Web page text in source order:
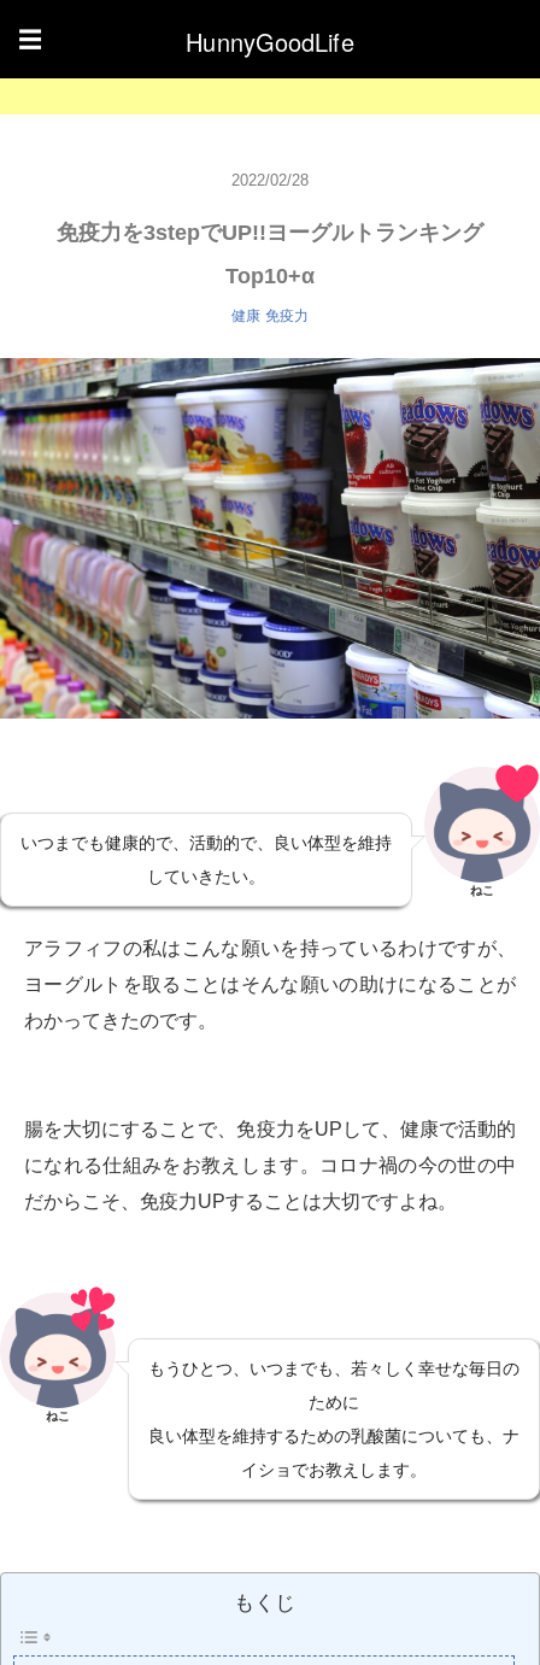
☰ HunnyGoodLife
2022/02/28
免疫力を3stepでUP!!ヨーグルトランキング
Top10+α
健康 免疫力
いつまでも健康的で、活動的で、良い体型を維持
していきたい。
ねこ
アラフィフの私はこんな願いを持っているわけですが、
ヨーグルトを取ることはそんな願いの助けになることが
わかってきたのです。
腸を大切にすることで、免疫力をUPして、健康で活動的
になれる仕組みをお教えします。コロナ禍の今の世の中
だからこそ、免疫力UPすることは大切ですよね。
ねこ
もうひとつ、いつまでも、若々しく幸せな毎日の
ために
良い体型を維持するための乳酸菌についても、ナ
イショでお教えします。
もくじ